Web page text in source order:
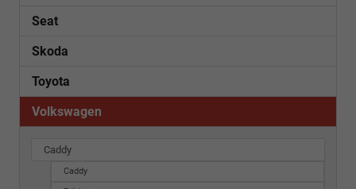
Seat
Skoda
Toyota
Volkswagen
Caddy
Caddy